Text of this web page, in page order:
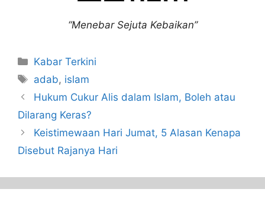
“Menebar Sejuta Kebaikan”
Kabar Terkini
adab, islam
Hukum Cukur Alis dalam Islam, Boleh atau
Dilarang Keras?
Keistimewaan Hari Jumat, 5 Alasan Kenapa
Disebut Rajanya Hari